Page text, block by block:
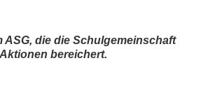
ASG, die die Schulgemeinschaft
bereichert.